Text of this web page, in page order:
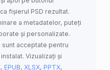
fișierul PSD rezultat.
a metadatelor, puteți
și personalizate.
acceptate pentru
Vizualizați și
, EPUB, XLSX, PPTX,